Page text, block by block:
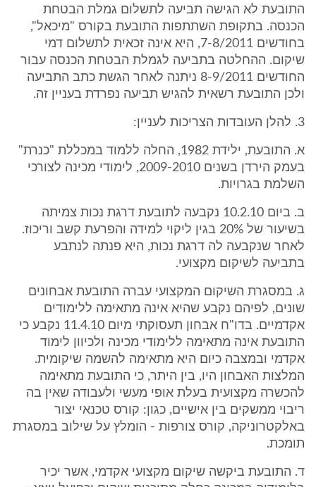
התובעת לא הגישה תביעה לתשלום גמלת הבטחת
הכנסה. בתקופת השתתפות התובעת בקורס "מיכאל",
בחודשים 7-8/2011, היא אינה זכאית לתשלום דמי
שיקום. ההחלטה בתביעה לגמלת הבטחת הכנסה עבור
החודשים 8-9/2011 ניתנה לאחר הגשת כתב התביעה
ולכן התובעת רשאית להגיש תביעה נפרדת בעניין זה.
3. להלן העובדות הצריכות לעניין:
א. התובעת, ילידת 1982, החלה ללמוד במכללת "כנרת"
בעמק הירדן בשנים 2009-2010, לימודי מכינה לצורכי
השלמת בגרויות.
ב. ביום 10.2.10 נקבעה לתובעת דרגת נכות צמיתה
בשיעור של 20% בגין ליקוי למידה והפרעת קשב וריכוז.
לאחר שנקבעה לה דרגת נכות, היא פנתה לנתבע
בתביעה לשיקום מקצועי.
ג. במסגרת השיקום המקצועי עברה התובעת אבחונים
שונים, לפיהם נקבע שהיא אינה מתאימה ללימודים
אקדמיים. בדו"ח אבחון תעסוקתי מיום 11.4.10 נקבע כי
התובעת אינה מתאימה ללימודי מכינה ולכיוון לימוד
אקדמי ובמצבה כיום היא מתאימה להשמה שיקומית.
המלצות האבחון היו, בין היתר, כי התובעת מתאימה
להכשרה מקצועית בעלת אופי מעשי ולעבודה שאין בה
ריבוי ממשקים בין אישיים, כגון: קורס טכנאי יצור
באלקטרוניקה, קורס צורפות - הומלץ על שילוב במסגרת
תומכת.
ד. התובעת ביקשה שיקום מקצועי אקדמי, אשר יכיר